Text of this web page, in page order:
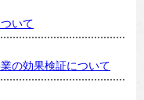
いて
の効果検証について